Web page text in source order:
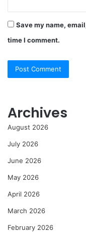
Save my name,
time I comment.
Archives
August 2026
July 2026
June 2026
May 2026
April 2026
March 2026
February 2026